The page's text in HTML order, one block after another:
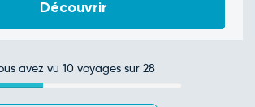
Découvrir
avez vu 10 voyages sur 28